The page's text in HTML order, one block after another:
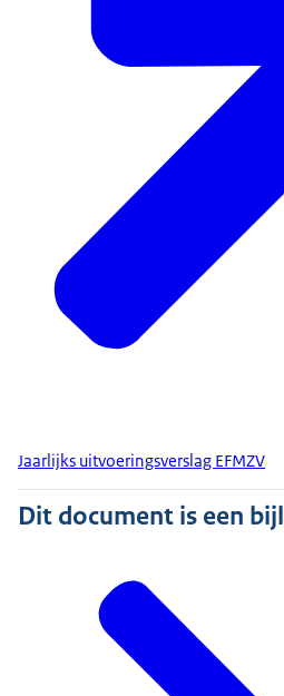
Jaarlijks uitvoeringsverslag EFMZV
Dit document is een